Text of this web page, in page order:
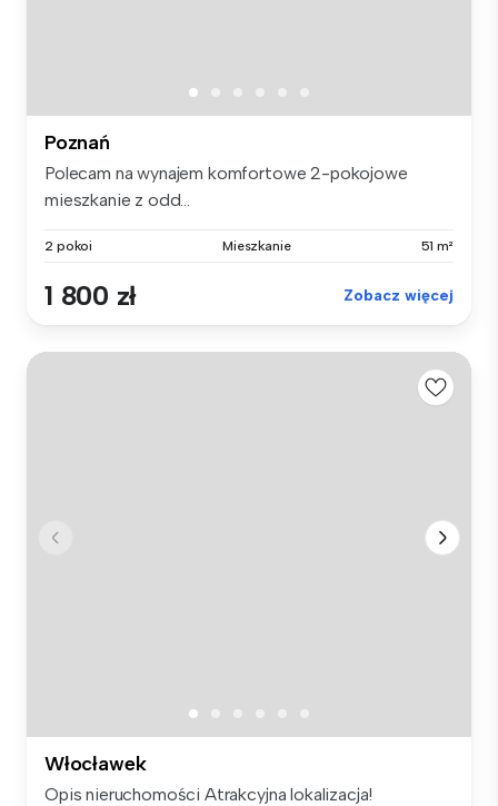
Poznań
Polecam na wynajem komfortowe 2-pokojowe
mieszkanie z odd...
2 pokoi Mieszkanie 51 m²
1 800 zł Zobacz więcej
Włocławek
Opis nieruchomości Atrakcyjna lokalizacja!